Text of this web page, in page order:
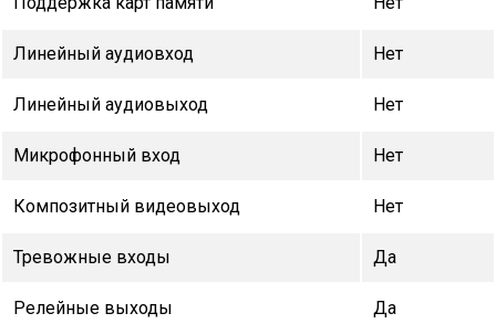
Линейный аудиовход Нет
Линейный аудиовыход Нет
Микрофонный вход Нет
Композитный видеовыход Нет
Тревожные входы Да
Релейные выходы Да